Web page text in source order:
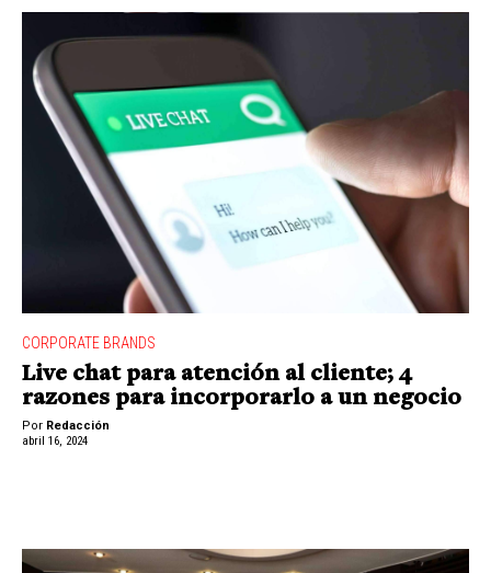
CORPORATE BRANDS
Live chat para atención al cliente; 4
razones para incorporarlo a un negocio
Por Redacción
abril 16, 2024